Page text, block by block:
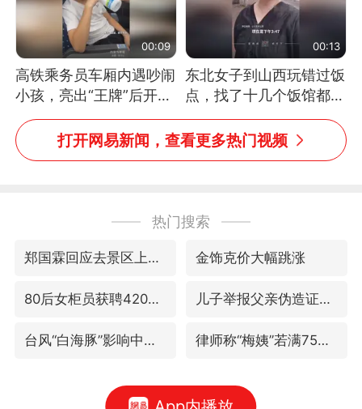
00:09
高铁乘务员车厢内遇吵闹
小孩，亮出“王牌”后开启
一键静音
00:13
东北女子到山西玩错过饭
点，找了十几个饭馆都没
开门：午休到几点
打开网易新闻，查看更多热门视频
热门搜索
郑国霖回应去景区上班被保安拦下 金饰克价大幅跳涨
80后女柜员获聘4200亿银行副行长 儿子举报父亲伪造证件为私生子落户
台风“白海豚”影响中国已成定局 律师称“梅姨”若满75岁或不适用死刑